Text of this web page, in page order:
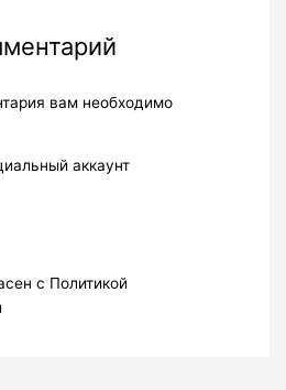
вам необходимо
аккаунт
с Политикой